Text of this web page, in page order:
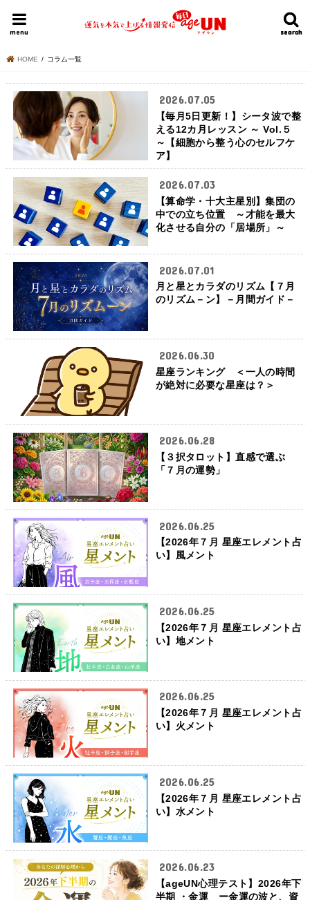
search
search
menu
HOME 明日の運勢ランキング 今週の運勢
HOME コラム一覧
2026.07.05
【毎月5日更新！】シータ波で整
える12カ月レッスン ～ Vol.５
～【細胞から整う心のセルフケ
ア】
2026.07.03
【算命学・十大主星別】集団の
中での立ち位置 ～才能を最大
化させる自分の「居場所」～
2026.07.01
月と星とカラダのリズム【７月
のリズム－ン】－月間ガイド－
2026.06.30
星座ランキング ＜一人の時間
が絶対に必要な星座は？＞
2026.06.28
【３択タロット】直感で選ぶ
「７月の運勢」
2026.06.25
【2026年７月 星座エレメント占
い】風メント
2026.06.25
【2026年７月 星座エレメント占
い】地メント
2026.06.25
【2026年７月 星座エレメント占
い】火メント
2026.06.25
【2026年７月 星座エレメント占
い】水メント
2026.06.23
【ageUN心理テスト】2026年下
半期 ・金運 ー金運の波と、資